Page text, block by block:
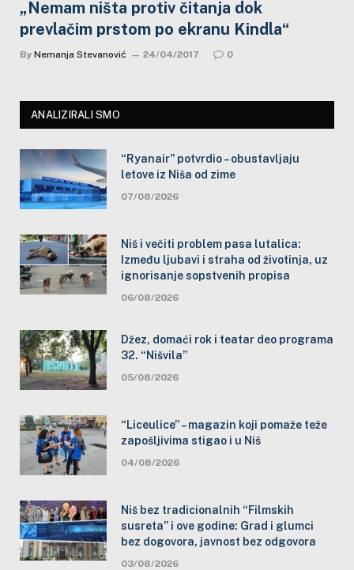
„Nemam ništa protiv čitanja dok
prevlačim prstom po ekranu Kindla“
By Nemanja Stevanović 24/04/2017 0
ANALIZIRALI SMO
“Ryanair” potvrdio – obustavljaju
letove iz Niša od zime
07/08/2026
Niš i večiti problem pasa lutalica:
Između ljubavi i straha od životinja, uz
ignorisanje sopstvenih propisa
06/08/2026
Džez, domaći rok i teatar deo programa
32. “Nišvila”
05/08/2026
“Liceulice” – magazin koji pomaže teže
zapošljivima stigao i u Niš
04/08/2026
Niš bez tradicionalnih “Filmskih
susreta” i ove godine: Grad i glumci
bez dogovora, javnost bez odgovora
03/08/2026